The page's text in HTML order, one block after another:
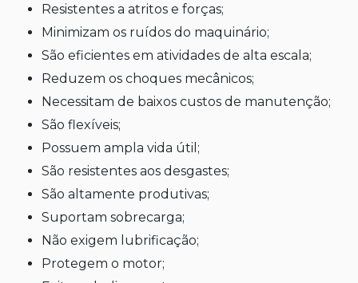
Resistentes a atritos e forças;
Minimizam os ruídos do maquinário;
São eficientes em atividades de alta escala;
Reduzem os choques mecânicos;
Necessitam de baixos custos de manutenção;
São flexíveis;
Possuem ampla vida útil;
São resistentes aos desgastes;
São altamente produtivas;
Suportam sobrecarga;
Não exigem lubrificação;
Protegem o motor;